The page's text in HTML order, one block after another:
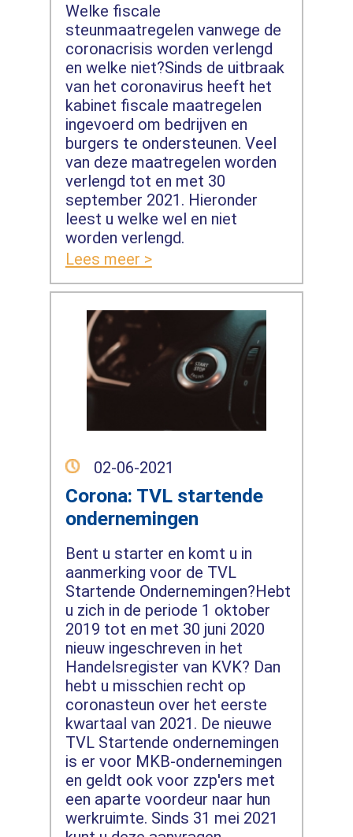
Welke fiscale
steunmaatregelen vanwege de
coronacrisis worden verlengd
en welke niet?Sinds de uitbraak
van het coronavirus heeft het
kabinet fiscale maatregelen
ingevoerd om bedrijven en
burgers te ondersteunen. Veel
van deze maatregelen worden
verlengd tot en met 30
september 2021. Hieronder
leest u welke wel en niet
worden verlengd.
Lees meer >
02-06-2021
Corona: TVL startende
ondernemingen
Bent u starter en komt u in
aanmerking voor de TVL
Startende Ondernemingen?Hebt
u zich in de periode 1 oktober
2019 tot en met 30 juni 2020
nieuw ingeschreven in het
Handelsregister van KVK? Dan
hebt u misschien recht op
coronasteun over het eerste
kwartaal van 2021. De nieuwe
TVL Startende ondernemingen
is er voor MKB-ondernemingen
en geldt ook voor zzp'ers met
een aparte voordeur naar hun
werkruimte. Sinds 31 mei 2021